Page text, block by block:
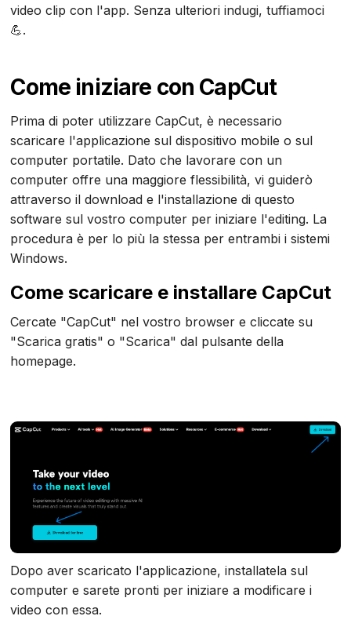
video clip con l'app. Senza ulteriori indugi, tuffiamoci
💪.
Come iniziare con CapCut
Prima di poter utilizzare CapCut, è necessario
scaricare l'applicazione sul dispositivo mobile o sul
computer portatile. Dato che lavorare con un
computer offre una maggiore flessibilità, vi guiderò
attraverso il download e l'installazione di questo
software sul vostro computer per iniziare l'editing. La
procedura è per lo più la stessa per entrambi i sistemi
Windows.
Come scaricare e installare CapCut
Cercate "CapCut" nel vostro browser e cliccate su
"Scarica gratis" o "Scarica" dal pulsante della
homepage.
Dopo aver scaricato l'applicazione, installatela sul
computer e sarete pronti per iniziare a modificare i
video con essa.